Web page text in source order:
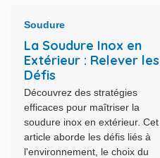
Soudure
La Soudure Inox en
Extérieur : Relever les
Défis
Découvrez des stratégies
efficaces pour maîtriser la
soudure inox en extérieur. Cet
article aborde les défis liés à
l'environnement, le choix du